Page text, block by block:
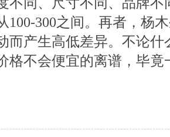
100-300之间。再者，杨
而产生高低差异。不论
格不会便宜的离谱，毕竟